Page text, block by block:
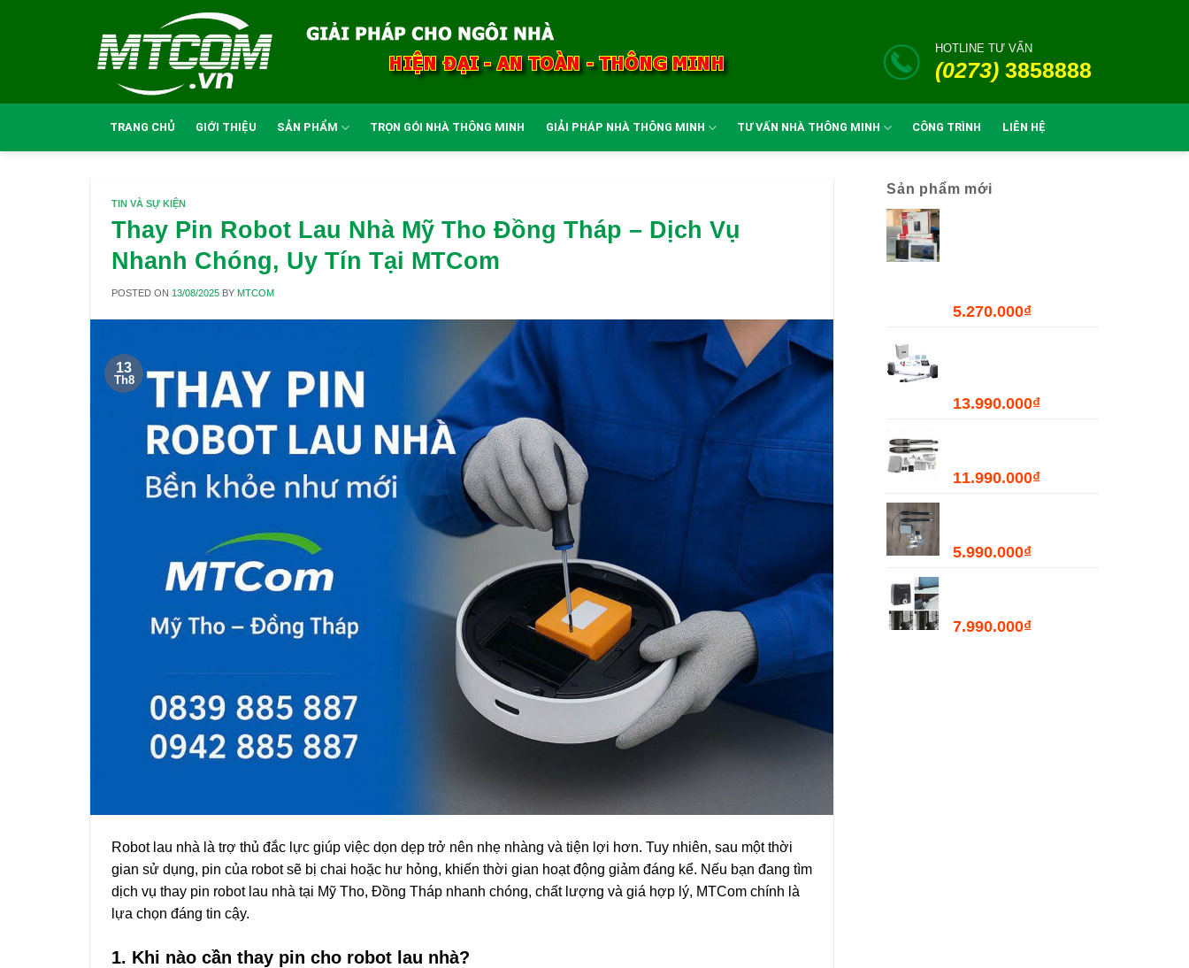
HOTLINE TƯ VẤN
(0273) 3858888
TRANG CHỦ GIỚI THIỆU SẢN PHẨM TRỌN GÓI NHÀ THÔNG MINH GIẢI PHÁP NHÀ THÔNG MINH TƯ VẤN NHÀ THÔNG MINH CÔNG TRÌNH LIÊN HỆ
TIN VÀ SỰ KIỆN
Thay Pin Robot Lau Nhà Mỹ Tho Đồng Tháp – Dịch Vụ
Nhanh Chóng, Uy Tín Tại MTCom
POSTED ON 13/08/2025 BYMTCOM
13
Th8
Robot lau nhà là trợ thủ đắc lực giúp việc dọn dẹp trở nên nhẹ nhàng và tiện lợi hơn. Tuy nhiên, sau một thời
gian sử dụng, pin của robot sẽ bị chai hoặc hư hỏng, khiến thời gian hoạt động giảm đáng kể. Nếu bạn đang tìm
dịch vụ thay pin robot lau nhà tại Mỹ Tho, Đồng Tháp nhanh chóng, chất lượng và giá hợp lý, MTCom chính là
lựa chọn đáng tin cậy.
1. Khi nào cần thay pin cho robot lau nhà?
Sản phẩm mới
5.270.000₫
13.990.000₫
11.990.000₫
5.990.000₫
7.990.000₫